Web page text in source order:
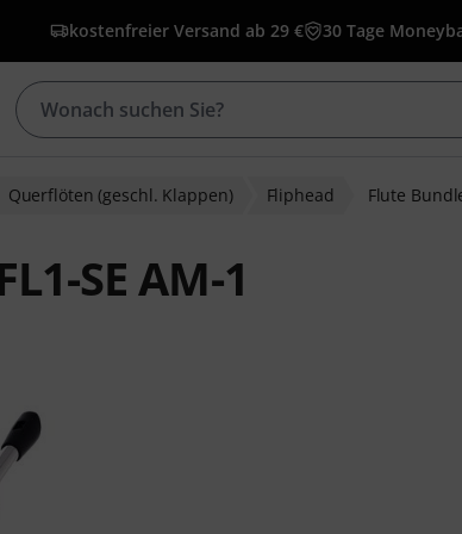
kostenfreier Versand ab 29 € 30 Tage
Querflöten (geschl. Klappen) Fliphead Flute
SE AM-1